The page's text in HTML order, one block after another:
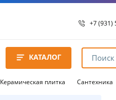
+7 (931)
8 8172
8 8172
КАТАЛОГ
Керамическая плитка Сантехника